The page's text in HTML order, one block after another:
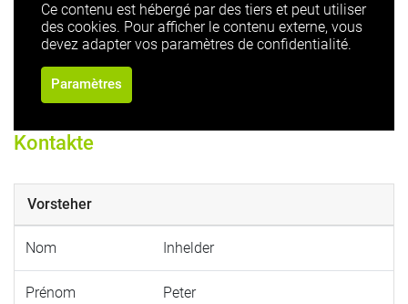
Ce contenu est hébergé par des tiers et peut utiliser
des cookies. Pour afficher le contenu externe, vous
devez adapter vos paramètres de confidentialité.
Paramètres
Kontakte
Vorsteher
Nom Inhelder
Prénom Peter